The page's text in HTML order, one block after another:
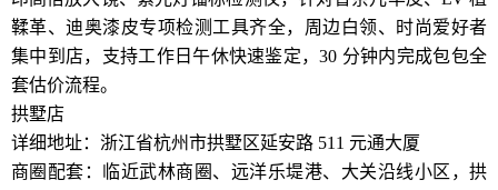
鞣革、迪奥漆皮专项检测工具齐全，周边白领、时尚爱好者
集中到店，支持工作日午休快速鉴定，30 分钟内完成包包全
套估价流程。
拱墅店
详细地址：浙江省杭州市拱墅区延安路 511 元通大厦
商圈配套：临近武林商圈、远洋乐堤港、大关沿线小区，拱